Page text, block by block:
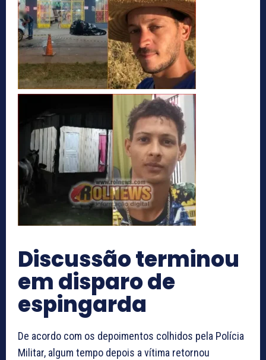
Discussão terminou
em disparo de
espingarda
De acordo com os depoimentos colhidos pela Polícia
Militar, algum tempo depois a vítima retornou